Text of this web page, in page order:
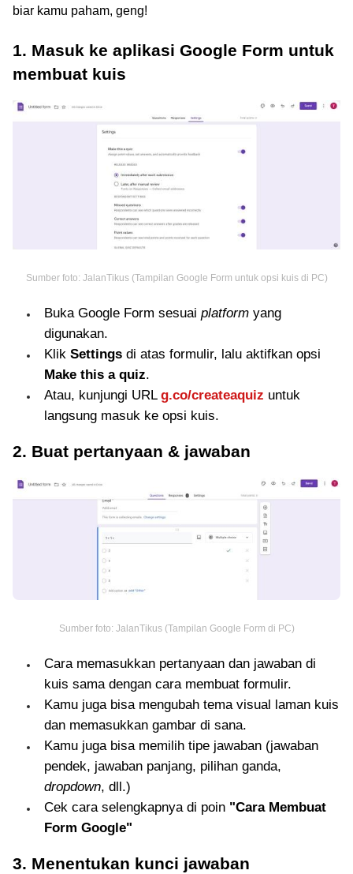
biar kamu paham, geng!
1. Masuk ke aplikasi Google Form untuk
membuat kuis
Sumber foto: JalanTikus (Tampilan Google Form untuk opsi kuis di PC)
Buka Google Form sesuai platform yang
digunakan.
Klik Settings di atas formulir, lalu aktifkan opsi
Make this a quiz.
Atau, kunjungi URL g.co/createaquiz untuk
langsung masuk ke opsi kuis.
2. Buat pertanyaan & jawaban
Sumber foto: JalanTikus (Tampilan Google Form di PC)
Cara memasukkan pertanyaan dan jawaban di
kuis sama dengan cara membuat formulir.
Kamu juga bisa mengubah tema visual laman kuis
dan memasukkan gambar di sana.
Kamu juga bisa memilih tipe jawaban (jawaban
pendek, jawaban panjang, pilihan ganda,
dropdown, dll.)
Cek cara selengkapnya di poin "Cara Membuat
Form Google"
3. Menentukan kunci jawaban